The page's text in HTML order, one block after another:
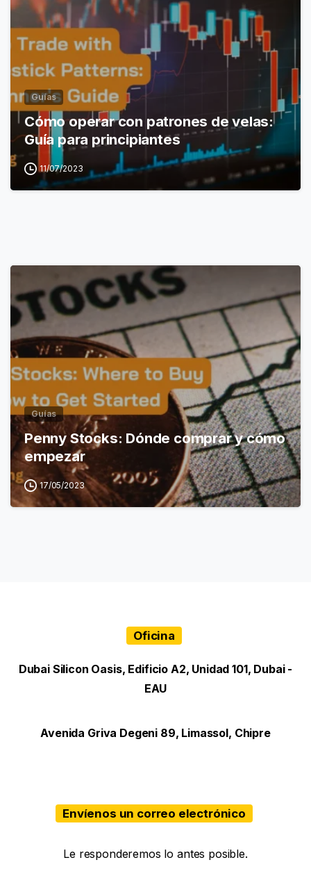
Guías
Cómo operar con patrones de velas:
Guía para principiantes
11/07/2023
Guías
Penny Stocks: Dónde comprar y cómo
empezar
17/05/2023
Oficina
Dubai Silicon Oasis, Edificio A2, Unidad 101, Dubai -
EAU
Avenida Griva Degeni 89, Limassol, Chipre
Envíenos un correo electrónico
Le responderemos lo antes posible.